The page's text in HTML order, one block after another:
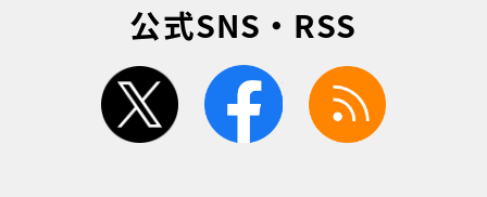
公式SNS・RSS
twitter facebook